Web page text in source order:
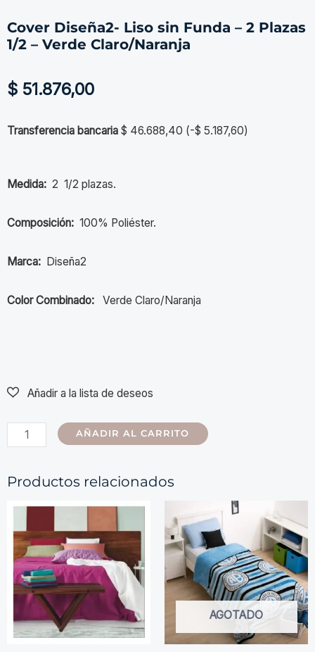
Cover Diseña2- Liso sin Funda – 2 Plazas
1/2 – Verde Claro/Naranja
$ 51.876,00
Transferencia bancaria $ 46.688,40 (-$ 5.187,60)
Medida: 2 1/2 plazas.
Composición: 100% Poliéster.
Marca: Diseña2
Color Combinado: Verde Claro/Naranja
AÑADIR AL CARRITO
Productos relacionados
AGOTADO